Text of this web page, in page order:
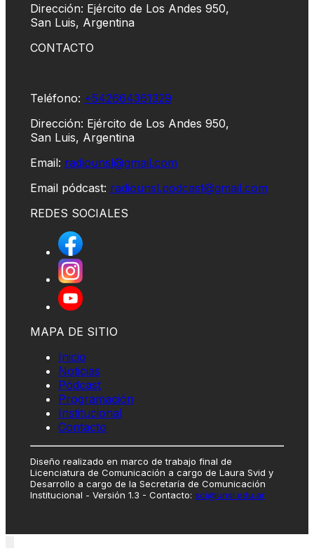
Dirección: Ejército de Los Andes 950,
San Luis, Argentina
CONTACTO
Teléfono: +542664361329
Dirección: Ejército de Los Andes 950,
San Luis, Argentina
Email: radiounsl@gmail.com
Email pódcast: radiounsl.podcast@gmail.com
REDES SOCIALES
MAPA DE SITIO
Inicio
Noticias
Pódcast
Programación
Institucional
Contacto
Diseño realizado en marco de trabajo final de
Licenciatura de Comunicación a cargo de Laura Svid y
Desarrollo a cargo de la Secretaría de Comunicación
Institucional - Versión 1.3 - Contacto: sci@unsl.edu.ar